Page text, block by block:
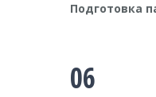
Подготовка
06